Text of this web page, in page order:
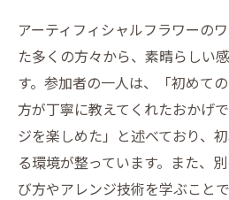
アーティフィシャルフラワーの
た多くの方々から、素晴らしい
す。参加者の一人は、「初めて
方が丁寧に教えてくれたおかげ
ジを楽しめた」と述べており、
る環境が整っています。また、
び方やアレンジ技術を学ぶこと